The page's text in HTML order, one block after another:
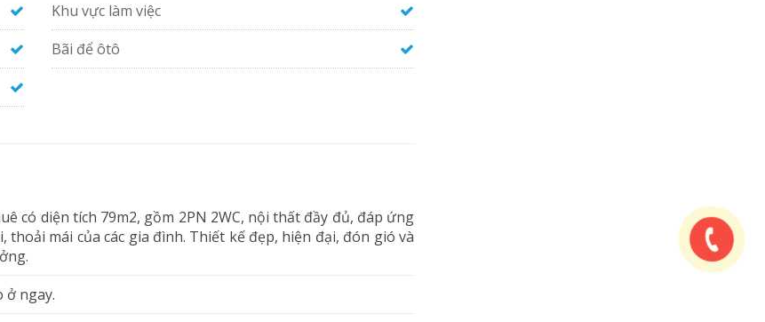
Khu vực làm việc
Bãi để ôtô
có diện tích 79m2, gồm 2PN 2WC, nội thất đầy đủ, đáp ứng
thoải mái của các gia đình. Thiết kế đẹp, hiện đại, đón gió và
ở ngay.